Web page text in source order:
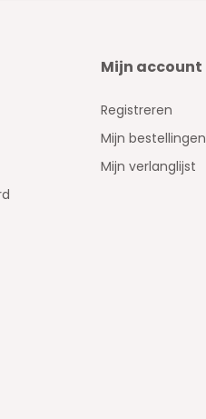
Mijn account
Registreren
Mijn bestellingen
Mijn verlanglijst